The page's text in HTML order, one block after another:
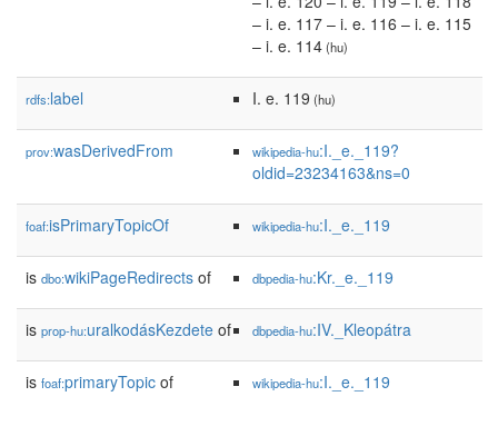
– i. e. 117 – i. e. 116 – i. e. 115
– i. e. 114(hu)
rdfs:label I. e. 119 (hu)
prov:wasDerivedFrom wikipedia-hu:I._e._119?
oldid=23234163&ns=0
foaf:isPrimaryTopicOf wikipedia-hu:I._e._119
is dbo:wikiPageRedirects of dbpedia-hu:Kr._e._119
is prop-hu:uralkodásKezdete of dbpedia-hu:IV._Kleopátra
is foaf:primaryTopic of wikipedia-hu:I._e._119